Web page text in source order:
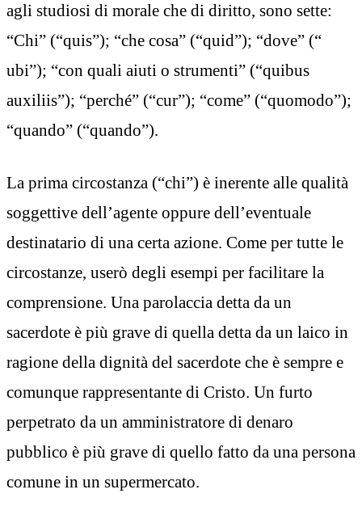
agli studiosi di morale che di diritto, sono sette:
“Chi” (“quis”); “che cosa” (“quid”); “dove” (“
ubi”); “con quali aiuti o strumenti” (“quibus
auxiliis”); “perché” (“cur”); “come” (“quomodo”);
“quando” (“quando”).
La prima circostanza (“chi”) è inerente alle qualità
soggettive dell’agente oppure dell’eventuale
destinatario di una certa azione. Come per tutte le
circostanze, userò degli esempi per facilitare la
comprensione. Una parolaccia detta da un
sacerdote è più grave di quella detta da un laico in
ragione della dignità del sacerdote che è sempre e
comunque rappresentante di Cristo. Un furto
perpetrato da un amministratore di denaro
pubblico è più grave di quello fatto da una persona
comune in un supermercato.